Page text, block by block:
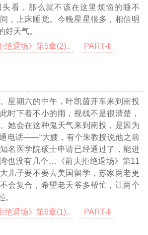
头看，那么就不该在这里烦恼的睡不
，上床睡觉。今晚星星很多，相信明
好天气。
绝退场》第5章(2)..
PART-Ⅱ
星期六的中午，叶凯茵开车来到南投
时下着不小的雨，视线不是很清楚，
她会在这种鬼天气来到南投，是因为
电话——“大嫂，有个朱教授说他之前
名医学院硕士申请已经通过了，能进
也没有几个 …《前夫拒绝退场》第11
儿子要不要去美国留学，苏家两老更
会复合，希望老天爷多帮忙，让两个
。
绝退场》第6章(1)..
PART-Ⅱ